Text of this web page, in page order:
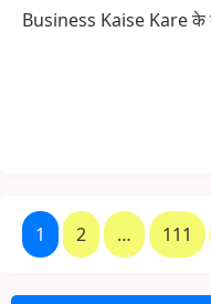
Business Kaise Kare के
1 2 … 111